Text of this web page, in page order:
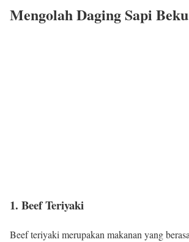
Mengolah Daging Sapi Beku
1. Beef Teriyaki
Beef teriyaki merupakan makanan yang